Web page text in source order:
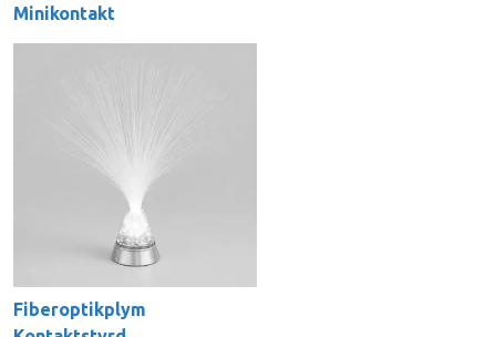
Minikontakt
Fiberoptikplym